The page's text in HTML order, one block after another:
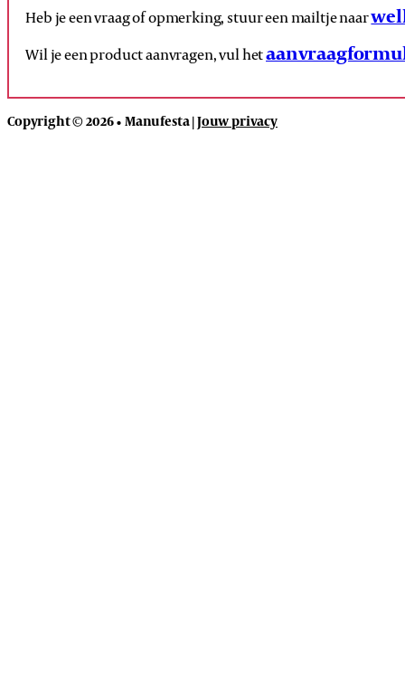
Heb je een vraag of opmerking, stuur een mailtje naar
Wil je een product aanvragen, vul het
Copyright © 2026 • Manufesta |Jouw privacy